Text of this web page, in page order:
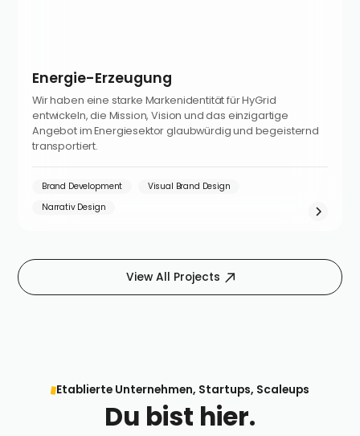
Energie-Erzeugung
Wir haben eine starke Markenidentität für HyGrid
entwickeln, die Mission, Vision und das einzigartige
Angebot im Energiesektor glaubwürdig und begeisternd
transportiert.
Brand Development
Visual Brand Design
Narrativ Design
View All Projects
Etablierte Unternehmen, Startups, Scaleups
Du bist hier.